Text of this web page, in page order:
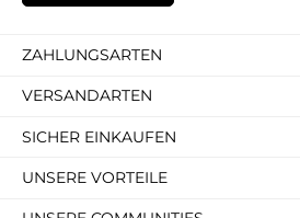
ZAHLUNGSARTEN
VERSANDARTEN
SICHER EINKAUFEN
UNSERE VORTEILE